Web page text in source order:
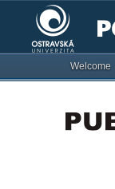
Welcome